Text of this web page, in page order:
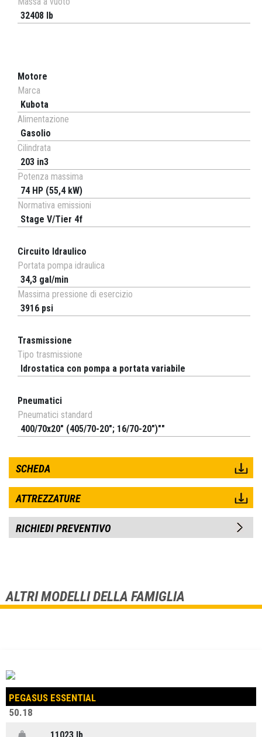
32408 lb
Motore
Marca
Kubota
Alimentazione
Gasolio
Cilindrata
203 in3
Potenza massima
74 HP (55,4 kW)
Normativa emissioni
Stage V/Tier 4f
Circuito Idraulico
Portata pompa idraulica
34,3 gal/min
Massima pressione di esercizio
3916 psi
Trasmissione
Tipo trasmissione
Idrostatica con pompa a portata variabile
Pneumatici
Pneumatici standard
400/70x20" (405/70-20"; 16/70-20")""
SCHEDA
ATTREZZATURE
RICHIEDI PREVENTIVO
ALTRI MODELLI DELLA FAMIGLIA
PEGASUS ESSENTIAL
50.18